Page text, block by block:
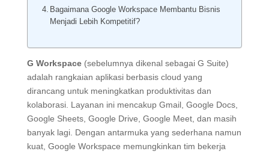
Bagaimana Google Workspace Membantu Bisnis
Menjadi Lebih Kompetitif?
G Workspace(sebelumnya dikenal sebagai G Suite)
adalah rangkaian aplikasi berbasis cloud yang
dirancang untuk meningkatkan produktivitas dan
kolaborasi. Layanan ini mencakup Gmail, Google Docs,
Google Sheets, Google Drive, Google Meet, dan masih
banyak lagi. Dengan antarmuka yang sederhana namun
kuat, Google Workspace memungkinkan tim bekerja